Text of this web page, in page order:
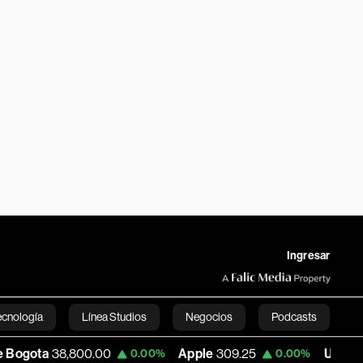
Ingresar
Línea Studios Negocios Podcasts
English0.00% Apple 309.25 0.00% USD COP 3,191.10